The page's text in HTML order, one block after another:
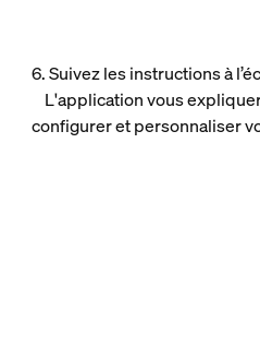
6. Suivez les instructions à
L'application vous
configurer et personnaliser